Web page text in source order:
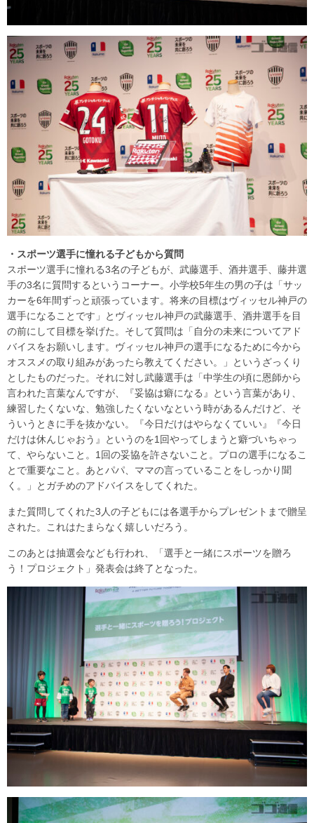
・スポーツ選手に憧れる子どもから質問
スポーツ選手に憧れる3名の子どもが、武藤選手、酒井選手、藤井選
手の3名に質問するというコーナー。小学校5年生の男の子は「サッ
カーを6年間ずっと頑張っています。将来の目標はヴィッセル神戸の
選手になることです」とヴィッセル神戸の武藤選手、酒井選手を目
の前にして目標を挙げた。そして質問は「自分の未来についてアド
バイスをお願いします。ヴィッセル神戸の選手になるために今から
オススメの取り組みがあったら教えてください。」というざっくり
としたものだった。それに対し武藤選手は「中学生の頃に恩師から
言われた言葉なんですが、『妥協は癖になる』という言葉があり、
練習したくないな、勉強したくないなという時があるんだけど、そ
ういうときに手を抜かない。『今日だけはやらなくていい』『今日
だけは休んじゃおう』というのを1回やってしまうと癖づいちゃっ
て、やらないこと。1回の妥協を許さないこと。プロの選手になるこ
とで重要なこと。あとパパ、ママの言っていることをしっかり聞
く。」とガチめのアドバイスをしてくれた。
また質問してくれた3人の子どもには各選手からプレゼントまで贈呈
された。これはたまらなく嬉しいだろう。
このあとは抽選会なども行われ、「選手と一緒にスポーツを贈ろ
う！プロジェクト」発表会は終了となった。